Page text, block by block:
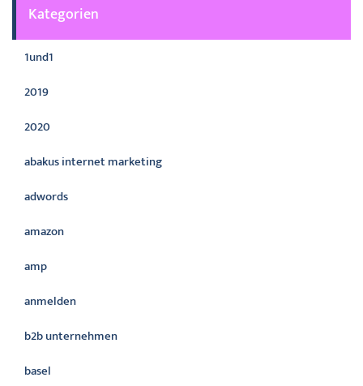
Kategorien
1und1
2019
2020
abakus internet marketing
adwords
amazon
amp
anmelden
b2b unternehmen
basel